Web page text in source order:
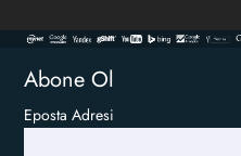
Abone Ol
Eposta Adresi